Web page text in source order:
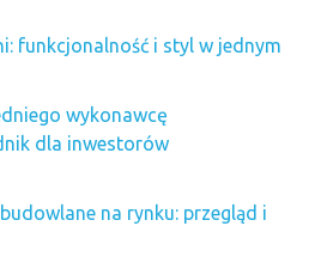
funkcjonalność i styl w jednym
wykonawcę
dla inwestorów
na rynku: przegląd i